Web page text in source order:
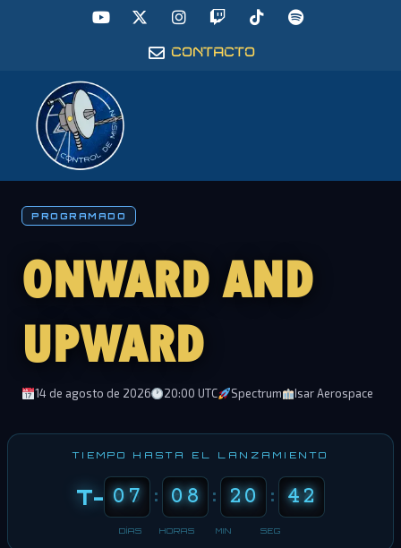
CONTACTO
PROGRAMADO
ONWARD AND
UPWARD
14 de agosto de 2026 20:00 UTC Spectrum Isar Aerospace
TIEMPO HASTA EL LANZAMIENTO
T- 88
07 : 88
08 : 88
20 : 88
42
DÍAS HORAS MIN SEG